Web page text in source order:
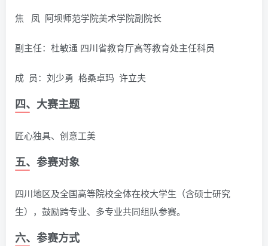
焦 凤 阿坝师范学院美术学院副院长
副主任：杜敏通 四川省教育厅高等教育处主任科员
成 员：刘少勇 格桑卓玛 许立夫
四、大赛主题
匠心独具、创意工美
五、参赛对象
四川地区及全国高等院校全体在校大学生（含硕士研究
生），鼓励跨专业、多专业共同组队参赛。
六、参赛方式